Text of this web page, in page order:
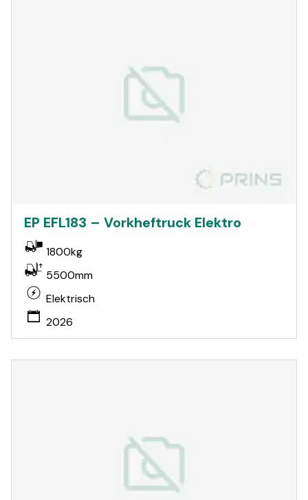
EP EFL183 – Vorkheftruck Elektro
1800kg
5500mm
Elektrisch
2026